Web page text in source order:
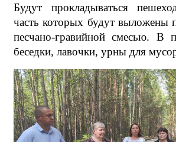
Будут прокладываться
часть которых будут выложены
песчано-гравийной смесью. В
беседки, лавочки, урны для